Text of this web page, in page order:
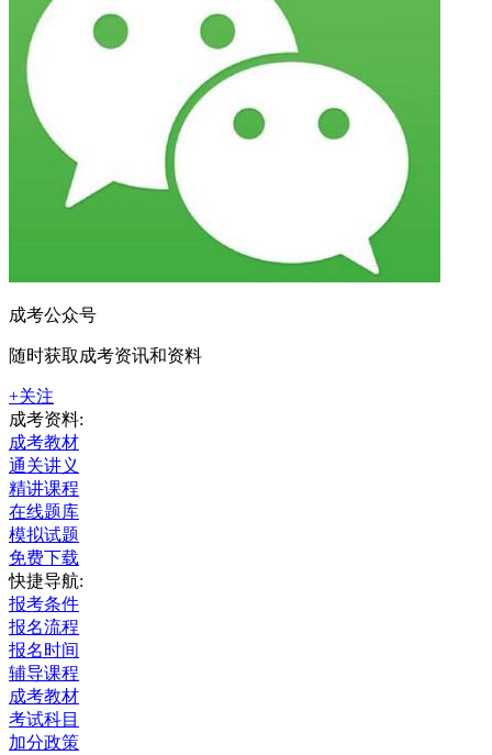
成考公众号
随时获取成考资讯和资料
+关注
成考资料:
成考教材
通关讲义
精讲课程
在线题库
模拟试题
免费下载
快捷导航:
报考条件
报名流程
报名时间
辅导课程
成考教材
考试科目
加分政策